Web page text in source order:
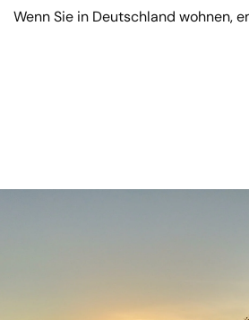
Wenn Sie in Deutschland wohnen,